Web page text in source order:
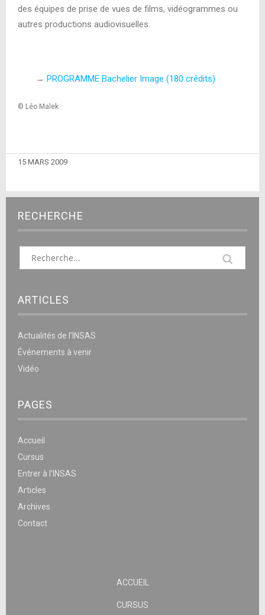
des équipes de prise de vues de films, vidéogrammes ou
autres productions audiovisuelles.
→ PROGRAMME Bachelier Image (180 crédits)
© Léo Malek
15 MARS 2009
RECHERCHE
ARTICLES
Actualités de l’INSAS
Événements à venir
Vidéo
PAGES
Accueil
Cursus
Entrer à l’INSAS
Articles
Archives
Contact
ACCUEIL
CURSUS